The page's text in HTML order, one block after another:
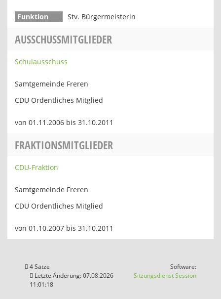
Stv. Bürgermeisterin
AUSSCHUSSMITGLIEDER
Schulausschuss
Samtgemeinde Freren
CDU Ordentliches Mitglied
von 01.11.2006 bis 31.10.2011
FRAKTIONSMITGLIEDER
CDU-Fraktion
Samtgemeinde Freren
CDU Ordentliches Mitglied
von 01.10.2007 bis 31.10.2011
4 Sätze
Letzte Änderung: 07.08.2026
11:01:18
Software:
SitzungsdienstSession(Wird in